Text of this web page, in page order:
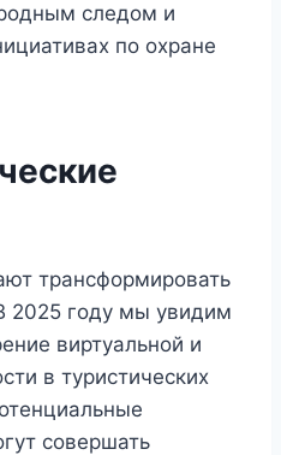
следом и
по охране
трансформировать
2025 году мы увидим
виртуальной и
в туристических
совершать